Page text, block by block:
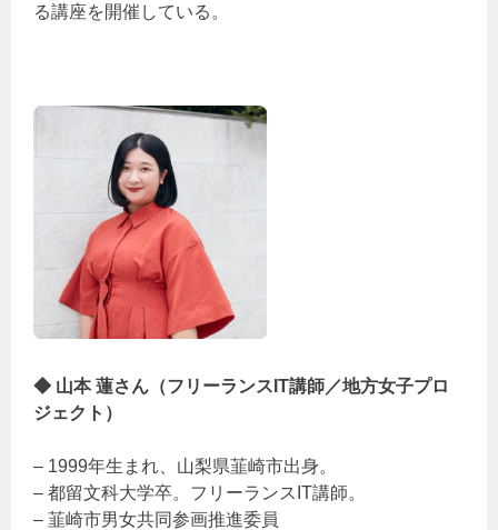
る講座を開催している。
◆ 山本 蓮さん（フリーランスIT講師／地方女子プロ
ジェクト）
– 1999年生まれ、山梨県韮崎市出身。
– 都留文科大学卒。フリーランスIT講師。
– 韮崎市男女共同参画推進委員